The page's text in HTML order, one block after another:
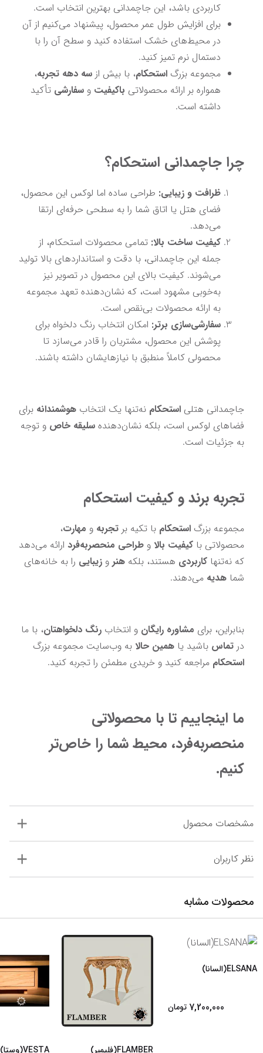
کاربردی باشد، این جاچمدانی بهترین انتخاب است.
دستمال نرم تمیز کنید.
مجموعه بزرگ استحکام، با بیش از سه دهه تجربه
همواره بر ارائه محصولاتی باکیفیت و سفارشی
داشته است.
چرا جاچمدانی استحکام؟
ظرافت و زیبایی:
می‌دهد.
کیفیت ساخت بالا:
به ارائه محصولات بی‌نقص است.
سفارشی‌سازی برتر:
محصولی کاملاً منطبق با نیازهایشان داشته باشند.
جاچمدانی هتلی استحکام نه‌تنها یک انتخاب هوشمندانه
فضاهای لوکس است، بلکه نشان‌دهنده
سلیقه خاص
به جزئیات است.
تجربه برند و کیفیت استحکام
مجموعه بزرگ استحکام با تکیه بر تجربه و مهارت
محصولاتی با کیفیت بالا و طراحی منحصربه‌فرد
که نه‌تنها
کاربردی هستند، بلکه هنر و زیبایی
شما هدیه می‌دهند.
بنابراین، برای مشاوره رایگان و انتخاب رنگ دلخواهتان
در تماس باشید یا همین حالا به وب‌سایت مجموعه بزرگ
استحکام مراجعه کنید و خریدی مطمئن را تجربه کنید.
کنیم.
مشخصات محصول
نظر کاربران
محصولات مشابه
ELSANA(السانا)
7,200,000 تومان
FLAMBER(فلیمبر) VESTA(وستا)